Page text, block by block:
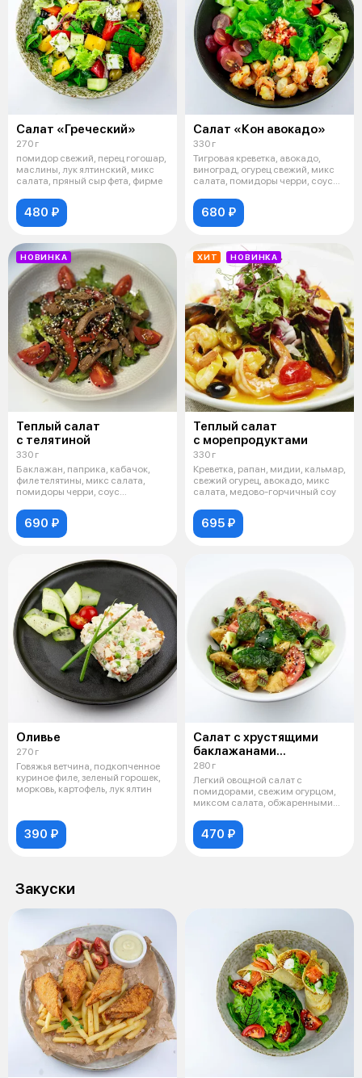
Салат «Греческий»
270 г
помидор свежий, перец гогошар,
маслины, лук ялтинский, микс
салата, пряный сыр фета, фирме
480 ₽
Салат «Кон авокадо»
330 г
Тигровая креветка, авокадо,
виноград, огурец свежий, микс
салата, помидоры черри, соус
680 ₽
НОВИНКА
Теплый салат
с телятиной
330 г
Баклажан, паприка, кабачок,
филе телятины, микс салата,
помидоры черри, соус
690 ₽
ХИТ НОВИНКА
Теплый салат
с морепродуктами
330 г
Креветка, рапан, мидии, кальмар,
свежий огурец, авокадо, микс
салата, медово-горчичный соу
695 ₽
Оливье
270 г
Говяжья ветчина, подкопченное
куриное филе, зеленый горошек,
морковь, картофель, лук ялтин
390 ₽
Салат с хрустящими
баклажанами
и творожным сыром
280 г
Легкий овощной салат с
помидорами, свежим огурцом,
миксом салата, обжаренными
470 ₽
Закуски